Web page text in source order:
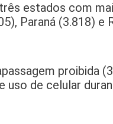
estados com
Paraná (3.818) e
proibida
uso de celular